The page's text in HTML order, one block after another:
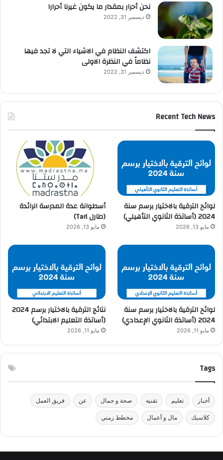
نحن أحرار بمقدار ما يكون غيرنا أحرارا
ديسمبر 31, 2022
اكتشف النظام في الاشياء التي لا تجد فيها
نظاماً في النظرة الاولى
ديسمبر 31, 2022
Recent Tech News
لوائح الترقية بالاختيار برسم سنة
2024 (أساتذة الثانوي التأهيلي)
مايو 13, 2026
أسطوانة عدة المدرسة الرائدة
(طارل Tarl)
مايو 13, 2026
لوائح الترقية بالاختيار برسم سنة
2024 (أساتذة الثانوي الإعدادي)
مايو 11, 2026
نتائج الترقية بالاختيار برسم 2024
(أساتذة التعليم الابتدائي)
مايو 11, 2026
Tags
أخبار تعليم تقنية صحة و جمال عن فريق العمل
كلاسيك مال و أعمال مخطط زمني